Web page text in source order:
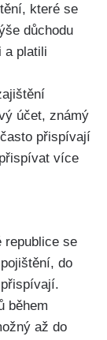
které se
důchodu
a platili
účet, známý
přispívají
více
republice se
do
během
až do